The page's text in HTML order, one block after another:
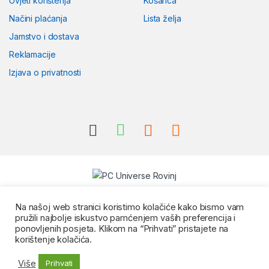
Načini plaćanja
Jamstvo i dostava
Reklamacije
Izjava o privatnosti
Lista želja
Na našoj web stranici koristimo kolačiće kako bismo vam
pružili najbolje iskustvo pamćenjem vaših preferencija i
ponovljenih posjeta. Klikom na “Prihvati” pristajete na
korištenje kolačića.
Više Prihvati